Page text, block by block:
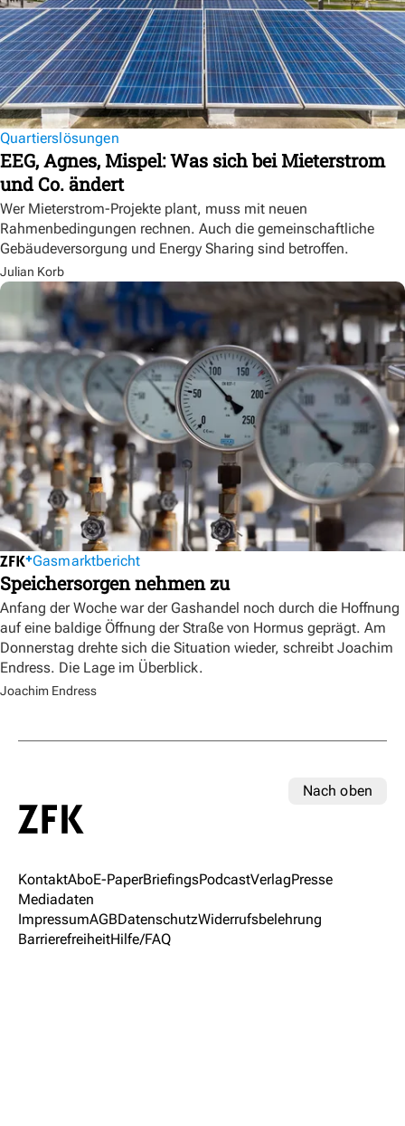
Quartierslösungen
EEG, Agnes, Mispel: Was sich bei Mieterstrom
und Co. ändert
Wer Mieterstrom-Projekte plant, muss mit neuen
Rahmenbedingungen rechnen. Auch die gemeinschaftliche
Gebäudeversorgung und Energy Sharing sind betroffen.
Julian Korb
Gasmarktbericht
Speichersorgen nehmen zu
Anfang der Woche war der Gashandel noch durch die Hoffnung
auf eine baldige Öffnung der Straße von Hormus geprägt. Am
Donnerstag drehte sich die Situation wieder, schreibt Joachim
Endress. Die Lage im Überblick.
Joachim Endress
Nach oben
KontaktAboE-PaperBriefingsPodcastVerlagPresse
Mediadaten
ImpressumAGBDatenschutzWiderrufsbelehrung
BarrierefreiheitHilfe/FAQ